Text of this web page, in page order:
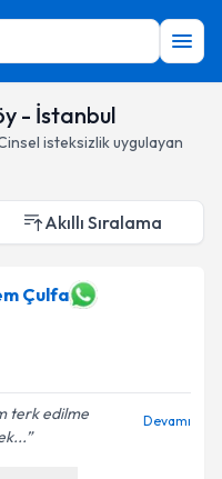
- İstanbul
isteksizlikuygulayan
Akıllı Sıralama
Çulfa
terk edilme
Devamı